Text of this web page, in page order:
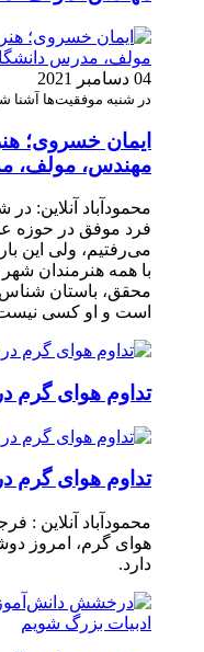
04 دسامبر 2021
در شنبه موفقیت‌ها آشنا
ایمان خسروی؛
مهندس، مولف،
محمودآباد آنلاین:
فرد موفق در حوزه
می‌رفتیم، ولی این
با همه هنرمندان
محقق، باستان
است و او کسی
تداوم هوای گرم
تداوم هوای گرم
محمودآباد آنلاین :
دارد.